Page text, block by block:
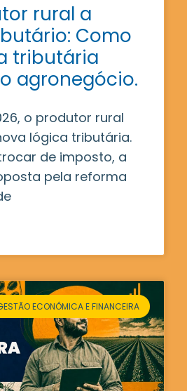
rural a
Como
tributária
agronegócio.
o produtor rural
lógica tributária.
de imposto, a
pela reforma
ECONÔMICA E FINANCEIRA